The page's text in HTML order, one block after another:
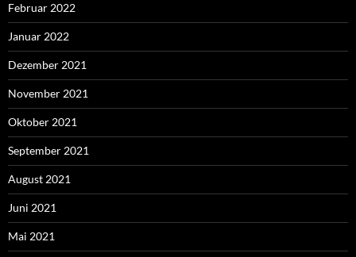
Februar 2022
Januar 2022
Dezember 2021
November 2021
Oktober 2021
September 2021
August 2021
Juni 2021
Mai 2021